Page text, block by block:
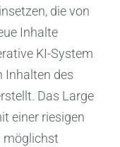
die von
Inhalte
KI-System
Inhalten des
Das Large
einer riesigen
möglichst